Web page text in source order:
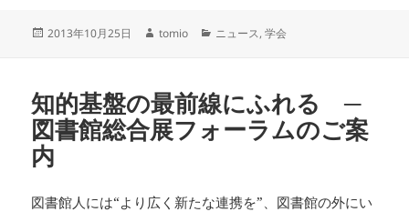
投
2013年10月25日
作
tomio
カ
ー
ニュース,学会
知的基盤の最前線にふれる ─
図書館総合展フォーラムのご案
内
図書館人には“より広く新たな連携を”、図書館の外にい